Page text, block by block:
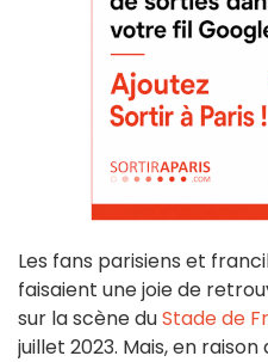
Les fans parisiens et
faisaient une joie de
sur la scène duStade de
juillet 2023. Mais, en